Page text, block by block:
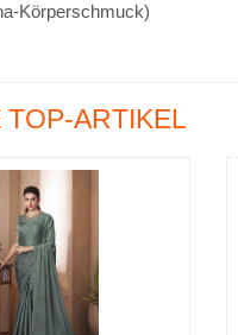
Körperschmuck)
TOP-ARTIKEL